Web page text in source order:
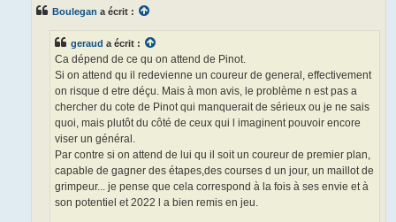
Boulegan a écrit :
geraud a écrit :
Ca dépend de ce qu on attend de Pinot.
Si on attend qu il redevienne un coureur de general, effectivement
on risque d etre déçu. Mais à mon avis, le problème n est pas a
chercher du cote de Pinot qui manquerait de sérieux ou je ne sais
quoi, mais plutôt du côté de ceux qui l imaginent pouvoir encore
viser un général.
Par contre si on attend de lui qu il soit un coureur de premier plan,
capable de gagner des étapes,des courses d un jour, un maillot de
grimpeur... je pense que cela correspond à la fois à ses envie et à
son potentiel et 2022 l a bien remis en jeu.